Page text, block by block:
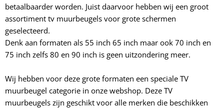
betaalbaarder worden. Juist daarvoor hebben wij een groot
assortiment tv muurbeugels voor grote schermen
geselecteerd.
Denk aan formaten als 55 inch 65 inch maar ook 70 inch en
75 inch zelfs 80 en 90 inch is geen uitzondering meer.
Wij hebben voor deze grote formaten een speciale TV
muurbeugel categorie in onze webshop. Deze TV
muurbeugels zijn geschikt voor alle merken die beschikken